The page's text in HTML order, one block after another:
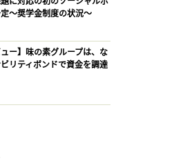
〜奨学金制度の状況〜
ュー】味の素グループは、な
リティボンドで資金を調達